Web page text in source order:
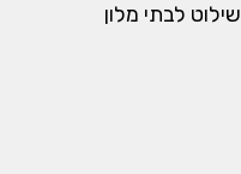
שילוט לבתי מלון